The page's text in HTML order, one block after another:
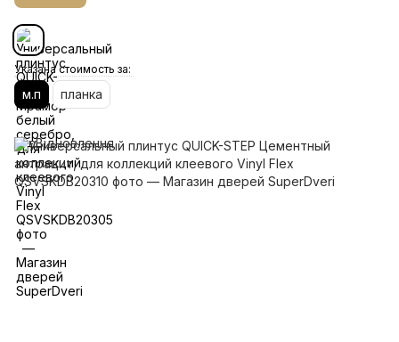
Указана стоимость за:
м.п планка